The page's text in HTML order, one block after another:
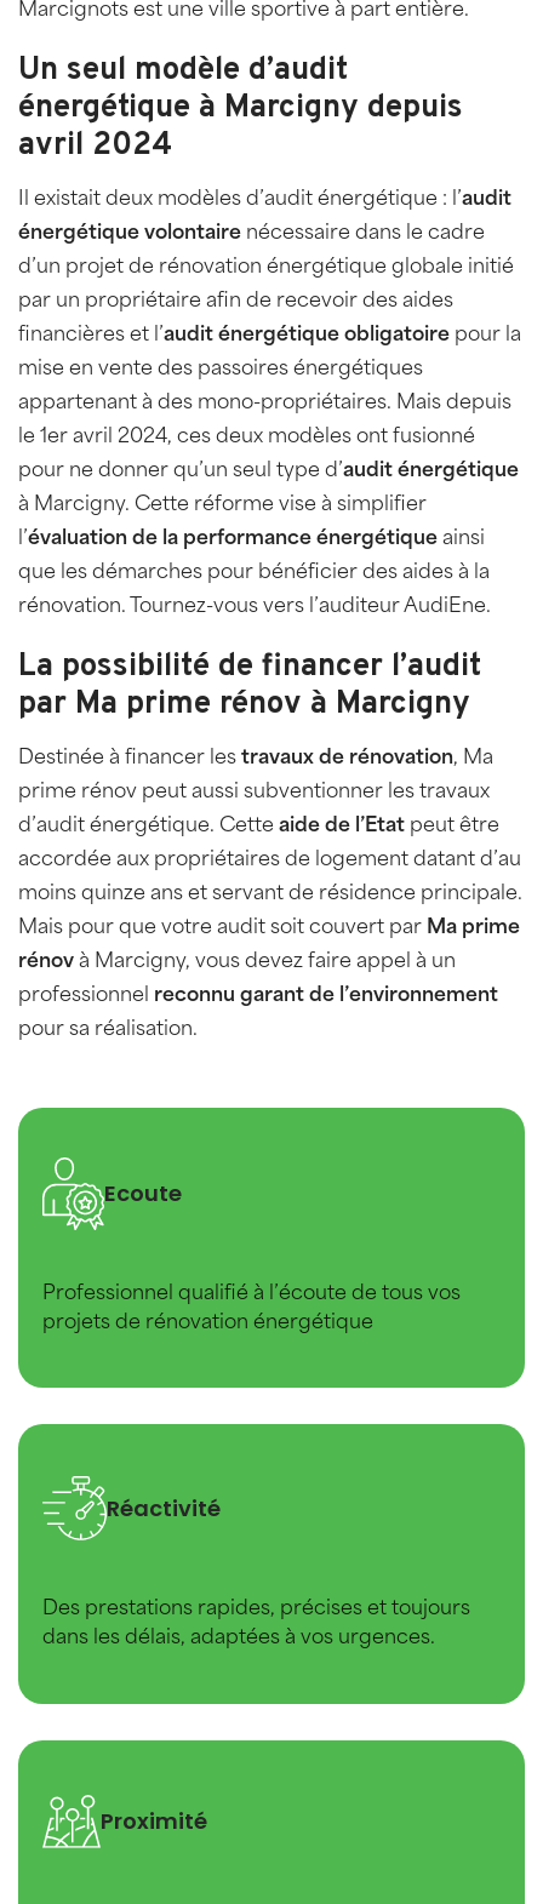
Marcignots est une ville sportive à part entière.
Un seul modèle d’audit
énergétique à Marcigny depuis
avril 2024
Il existait deux modèles d’audit énergétique : l’audit
énergétique volontaire nécessaire dans le cadre
d’un projet de rénovation énergétique globale initié
par un propriétaire afin de recevoir des aides
financières et l’audit énergétique obligatoire pour la
mise en vente des passoires énergétiques
appartenant à des mono-propriétaires. Mais depuis
le 1er avril 2024, ces deux modèles ont fusionné
pour ne donner qu’un seul type d’audit énergétique
à Marcigny. Cette réforme vise à simplifier
l’évaluation de la performance énergétique ainsi
que les démarches pour bénéficier des aides à la
rénovation. Tournez-vous vers l’auditeur AudiEne.
La possibilité de financer l’audit
par Ma prime rénov à Marcigny
Destinée à financer les travaux de rénovation, Ma
prime rénov peut aussi subventionner les travaux
d’audit énergétique. Cette aide de l’Etat peut être
accordée aux propriétaires de logement datant d’au
moins quinze ans et servant de résidence principale.
Mais pour que votre audit soit couvert par Ma prime
rénov à Marcigny, vous devez faire appel à un
professionnel reconnu garant de l’environnement
pour sa réalisation.
Ecoute
Professionnel qualifié à l’écoute de tous vos
projets de rénovation énergétique
Réactivité
Des prestations rapides, précises et toujours
dans les délais, adaptées à vos urgences.
Proximité